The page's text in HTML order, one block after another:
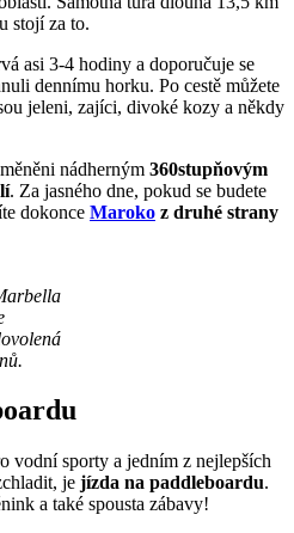
stojí za to.
asi 3-4 hodiny a doporučuje se
dennímu horku. Po cestě můžete
jeleni, zajíci, divoké kozy a někdy
nádherným 360stupňovým
. Za jasného dne, pokud se budete
dokonce Maroko z druhé strany
vodní sporty a jedním z nejlepších
je jízda na paddleboardu.
a také spousta zábavy!